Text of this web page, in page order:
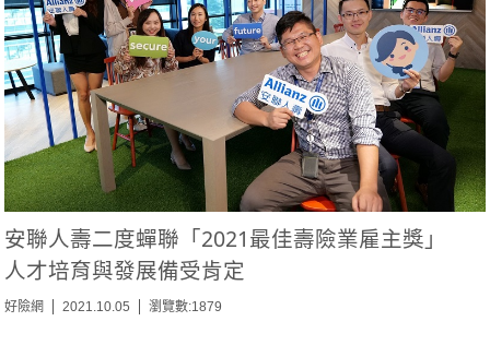
安聯人壽二度蟬聯「2021最佳壽險業雇主獎」
人才培育與發展備受肯定
好險網 2021.10.05 瀏覽數:1879